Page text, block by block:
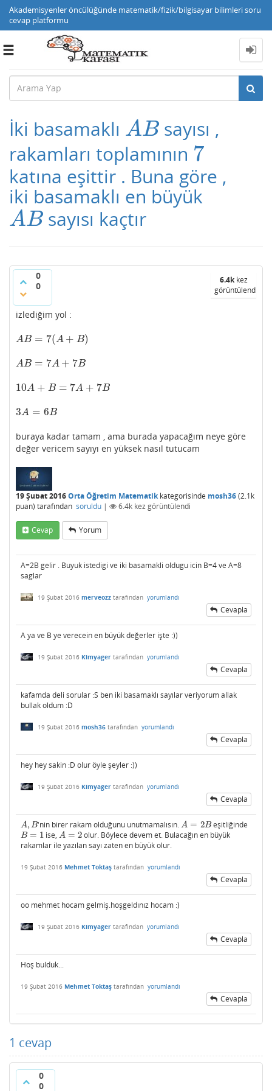
Akademisyenler öncülüğünde matematik/fizik/bilgisayar bilimleri soru
cevap platformu
Toggle
İki basamaklı AB
AB
sayısı ,
rakamları toplamının 7
7
katına eşittir . Buna göre ,
iki basamaklı en büyük
AB
AB sayısı kaçtır
0
0
6.4kkez
görüntülendi
izlediğim yol :
AB = 7(A + B)
AB= 7(A +B)
AB = 7A + 7B
AB= 7A+ 7B
10A + B = 7A + 7B
10A+ B= 7A +7B
3A = 6B
3A= 6B
buraya kadar tamam , ama burada yapacağım neye göre
değer vericem sayıyı en yüksek nasıl tutucam
19 Şubat 2016Orta Öğretim Matematikkategorisinde mosh36(2.1k
puan) tarafından soruldu | 6.4k kez görüntülendi
Cevap Yorum
A=2B gelir . Buyuk istedigi ve iki basamakli oldugu icin B=4 ve A=8
saglar
19 Şubat 2016 merveozz tarafından yorumlandı
Cevapla
A ya ve B ye verecein en büyük değerler işte :))
19 Şubat 2016 Kimyager tarafından yorumlandı
Cevapla
kafamda deli sorular :S ben iki basamaklı sayılar veriyorum allak
bullak oldum :D
19 Şubat 2016 mosh36 tarafından yorumlandı
Cevapla
hey hey sakin :D olur öyle şeyler :))
19 Şubat 2016 Kimyager tarafından yorumlandı
Cevapla
A, B
A,B 'nin birer rakam olduğunu unutmamalısın.A = 2B
A= 2B eşitliğinde
B = 1
B= 1 ise, A = 2
A= 2
olur. Böylece devem et. Bulacağın en büyük
rakamlar ile yazılan sayı zaten en büyük olur.
19 Şubat 2016 Mehmet Toktaş tarafından yorumlandı
Cevapla
oo mehmet hocam gelmiş.hoşgeldınız hocam :)
19 Şubat 2016 Kimyager tarafından yorumlandı
Cevapla
Hoş bulduk...
19 Şubat 2016 Mehmet Toktaş tarafından yorumlandı
Cevapla
1 cevap
0
0